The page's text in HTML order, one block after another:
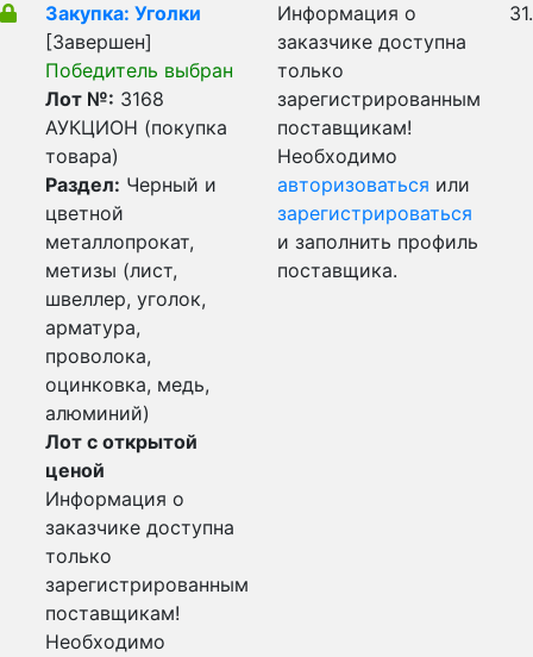
Закупка: Уголки
[Завершен]
Победитель выбран
Лот №: 3168
АУКЦИОН (покупка
товара)
Раздел: Черный и
цветной
металлопрокат,
метизы (лист,
швеллер, уголок,
арматура,
проволока,
оцинковка, медь,
алюминий)
Лот с открытой
ценой
Информация о
заказчике доступна
только
зарегистрированным
поставщикам!
Необходимо
Информация о
заказчике доступна
только
зарегистрированным
поставщикам!
Необходимо
авторизоваться или
зарегистрироваться
и заполнить профиль
поставщика.